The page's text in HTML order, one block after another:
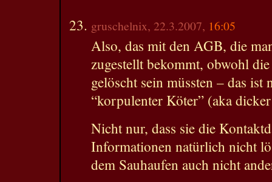
gruschelnix, 22.3.2007, 16:05
Also, das mit den AGB, die
zugestellt bekommt, obwohl
gelöscht sein müssten – das
“korpulenter Köter” (aka
Nicht nur, dass sie die
Informationen natürlich nicht
dem Sauhaufen auch nicht